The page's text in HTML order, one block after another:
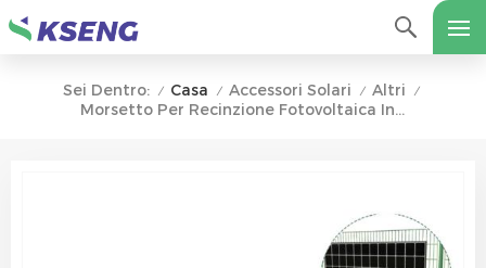
Sei Dentro: / Casa / Accessori Solari / Altri /
Morsetto Per Recinzione Fotovoltaica In Lega Di Alluminio Morsetto Per Pannello Solare Per Montaggio Su Recinzione